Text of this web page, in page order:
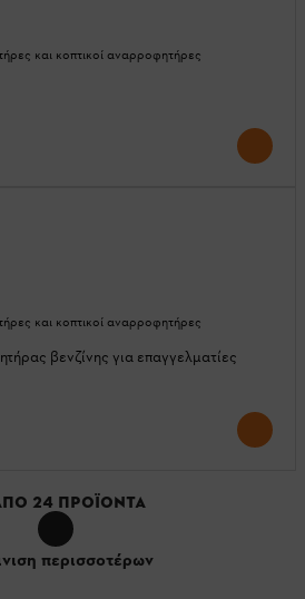
και κοπτικοί αναρροφητήρες
και κοπτικοί αναρροφητήρες
βενζίνης για επαγγελματίες
24 ΠΡΟΪΌΝΤΑ
περισσοτέρων